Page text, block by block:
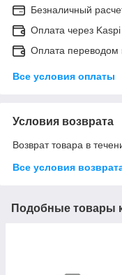
Безналичный
Оплата через
Оплата переводом
Все условия оплаты
Условия возврата
Возврат товара в
Все условия
Подобные товары